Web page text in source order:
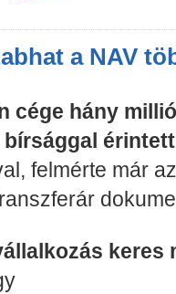
a NAV
cége hány
bírsággal
felmérte már
keres